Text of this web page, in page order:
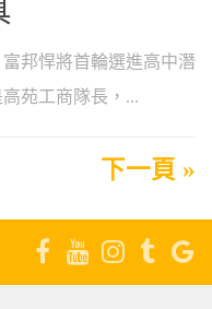
邦悍將首輪選進高中潛
苑工商隊長，...
下一頁 »